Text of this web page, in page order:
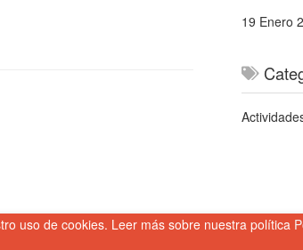
19 Enero
uso de cookies. Leer más sobre nuestra política